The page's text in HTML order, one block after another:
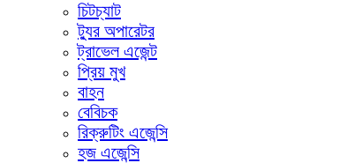
চিটচ্যাট
ট্যুর অপারেটর
ট্রাভেল এজেন্ট
প্রিয় মুখ
বাহন
বেবিচক
রিক্রুটিং এজেন্সি
হজ এজেন্সি